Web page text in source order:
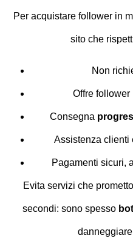
Per acquistare follower in
sito che
Non
Offre follower
Consegna
Assistenza clienti
Pagamenti sicuri,
Evita servizi che
secondi: sono spesso bot